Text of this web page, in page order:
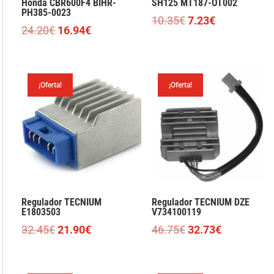
Honda CBR600F4 BIHR-
PH385-0023
24.20€ El
era:
24.20€.
16.94€El
es:
16.94€.
SH125 MT187-OT002
10.35€ El
10.35€.
7.23€El
7.23€.
¡Oferta!
Regulador TECNIUM
E1803503
32.45€El
21.90€El
¡Oferta!
Regulador TECNIUM DZE
V734100119
46.75€ El
32.73€El